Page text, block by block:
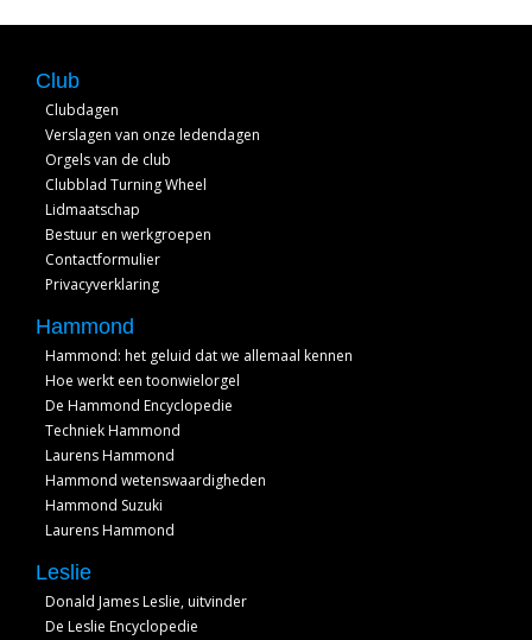
Club
Clubdagen
Verslagen van onze ledendagen
Orgels van de club
Clubblad Turning Wheel
Lidmaatschap
Bestuur en werkgroepen
Contactformulier
Privacyverklaring
Hammond
Hammond: het geluid dat we allemaal kennen
Hoe werkt een toonwielorgel
De Hammond Encyclopedie
Techniek Hammond
Laurens Hammond
Hammond wetenswaardigheden
Hammond Suzuki
Laurens Hammond
Leslie
Donald James Leslie, uitvinder
De Leslie Encyclopedie